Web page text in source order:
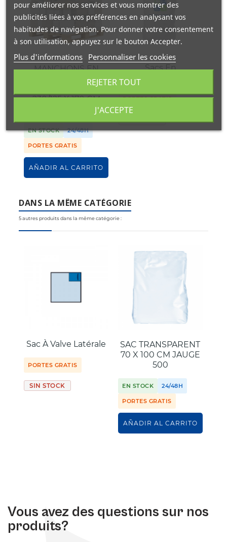
MANCHONS EN
TRANSPARENT
230/125 X 170 CM
EN STOCK 24/48H
PORTES GRATIS
AÑADIR AL CARRITO
Sacs En
Polypropylène
PORTES GRATIS
DANS LA MÊME CATÉGORIE
5 autres produits dans la même catégorie :
Sac À Valve Latérale
PORTES GRATIS
SIN STOCK
SAC TRANSPARENT
70 X 100 CM JAUGE
500
EN STOCK 24/48H
PORTES GRATIS
AÑADIR AL CARRITO
Vous avez des questions sur nos
produits?
pour améliorer nos services et vous montrer des
publicités liées à vos préférences en analysant vos
habitudes de navigation. Pour donner votre consentement
à son utilisation, appuyez sur le bouton Accepter.
Plus d'informations Personnaliser les cookies
REJETER TOUT
J'ACCEPTE